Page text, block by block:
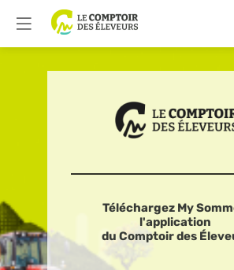
Téléchargez My
l'application
du Comptoir des